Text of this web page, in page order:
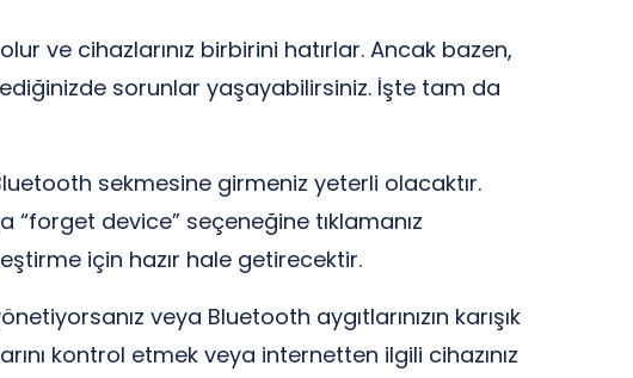
ve cihazlarınız birbirini hatırlar. Ancak bazen,
sorunlar yaşayabilirsiniz. İşte tam da
sekmesine girmeniz yeterli olacaktır.
device” seçeneğine tıklamanız
için hazır hale getirecektir.
veya Bluetooth aygıtlarınızın karışık
kontrol etmek veya internetten ilgili cihazınız